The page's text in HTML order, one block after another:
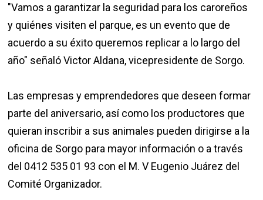
"Vamos a garantizar la seguridad para los caroreños
y quiénes visiten el parque, es un evento que de
acuerdo a su éxito queremos replicar a lo largo del
año" señaló Victor Aldana, vicepresidente de Sorgo.
Las empresas y emprendedores que deseen formar
parte del aniversario, así como los productores que
quieran inscribir a sus animales pueden dirigirse a la
oficina de Sorgo para mayor información o a través
del 0412 535 01 93 con el M. V Eugenio Juárez del
Comité Organizador.